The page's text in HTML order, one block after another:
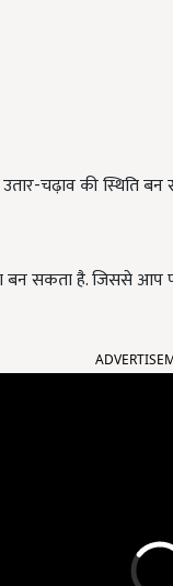
चढ़ाव की स्थिति
बन सकता है. जिससे